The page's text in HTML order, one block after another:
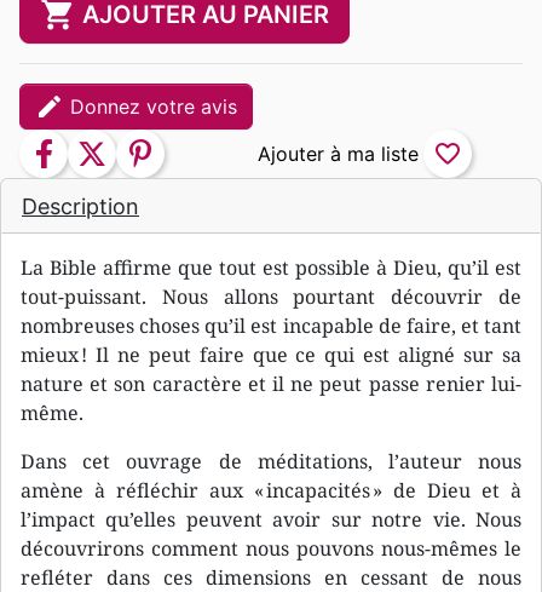
Description
La Bible affirme que tout est possible à Dieu, qu’il est
tout-puissant. Nous allons pourtant découvrir de
nombreuses choses qu’il est incapable de faire, et tant
mieux ! Il ne peut faire que ce qui est aligné sur sa
nature et son caractère et il ne peut passe renier lui-
même.
Dans cet ouvrage de méditations, l’auteur nous
amène à réfléchir aux « incapacités » de Dieu et à
l’impact qu’elles peuvent avoir sur notre vie. Nous
découvrirons comment nous pouvons nous-mêmes le
refléter dans ces dimensions en cessant de nous
shopping_cart AJOUTER AU PANIER
edit Donnez votre avis
facebook twitter pinterest favorite_border